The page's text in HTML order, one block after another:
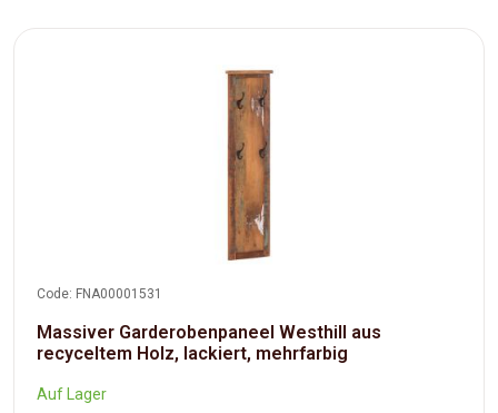
Code: FNA00001531
Massiver Garderobenpaneel Westhill aus
recyceltem Holz, lackiert, mehrfarbig
Auf Lager